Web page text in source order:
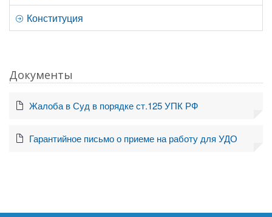
Конституция
Документы
Жалоба в Суд в порядке ст.125 УПК РФ
Гарантийное письмо о приеме на работу для УДО